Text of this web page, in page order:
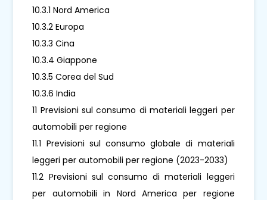
10.3.1 Nord America
10.3.2 Europa
10.3.3 Cina
10.3.4 Giappone
10.3.5 Corea del Sud
10.3.6 India
11 Previsioni sul consumo di materiali leggeri per
automobili per regione
11.1 Previsioni sul consumo globale di materiali
leggeri per automobili per regione (2023-2033)
11.2 Previsioni sul consumo di materiali leggeri
per automobili in Nord America per regione